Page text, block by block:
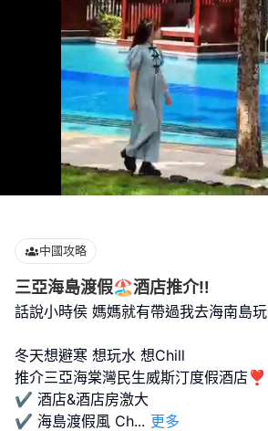
Loaded:
97.30%
中國攻略
三亞海島渡假🏖️酒店推介‼️
話說小時侯 媽媽就有帶過我去海南島玩
冬天想避寒 想玩水 想Chill
推介三亞海棠灣民生威斯汀度假酒店❣️
✔️ 酒店&酒店房激大
✔️ 海島渡假風 Ch... 更多